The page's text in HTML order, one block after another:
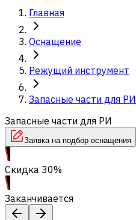
Главная
Оснащение
Режущий инструмент
Запасные части для РИ
Запасные части для РИ
Заявка на подбор оснащения
Скидка 30%
Заканчивается